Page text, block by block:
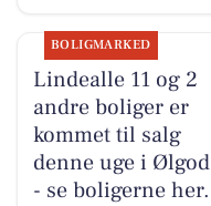
BOLIGMARKED
Lindealle 11 og 2
andre boliger er
kommet til salg
denne uge i Ølgod
- se boligerne her.